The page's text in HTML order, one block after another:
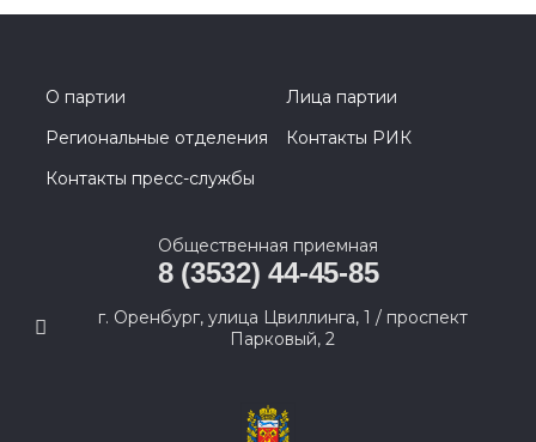
О партии
Лица партии
Региональные отделения
Контакты РИК
Контакты пресс-службы
Общественная приемная
8 (3532) 44-45-85
г. Оренбург, улица Цвиллинга, 1 / проспект
Парковый, 2